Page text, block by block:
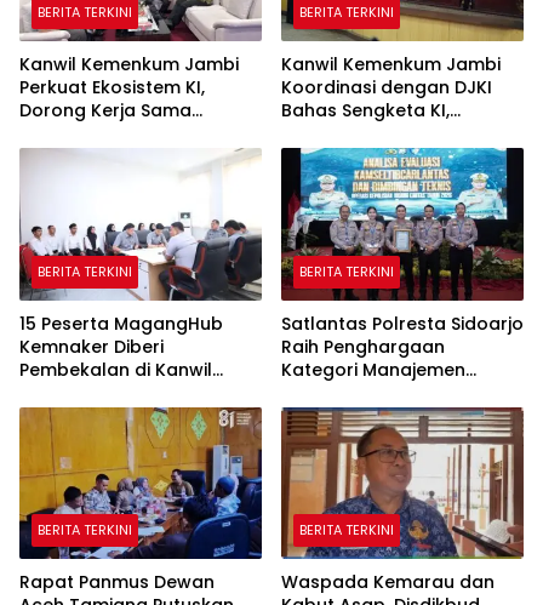
BERITA TERKINI
Kanwil Kemenkum Jambi
Perkuat Ekosistem KI,
Dorong Kerja Sama
Pemda
BERITA TERKINI
Kanwil Kemenkum Jambi
Koordinasi dengan DJKI
Bahas Sengketa KI,
Sultan Thaha
BERITA TERKINI
15 Peserta MagangHub
Kemnaker Diberi
Pembekalan di Kanwil
BERITA TERKINI
Satlantas Polresta Sidoarjo
Raih Penghargaan
Kategori Manajemen
Ketupat Semeru 2026
BERITA TERKINI
Rapat Panmus Dewan
BERITA TERKINI
Waspada Kemarau dan